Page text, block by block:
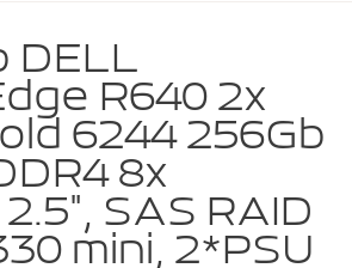
R640 2x
6244 256Gb
8x
SAS RAID
mini, 2*PSU